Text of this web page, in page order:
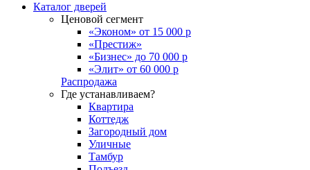
Каталог дверей
Ценовой сегмент
«Эконом» от 15 000 р
«Престиж»
«Бизнес» до 70 000 р
«Элит» от 60 000 р
Распродажа
Где устанавливаем?
Квартира
Коттедж
Загородный дом
Уличные
Тамбур